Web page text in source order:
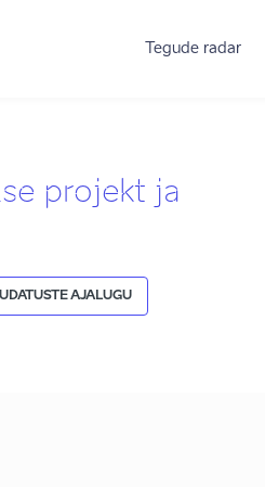
Tegude radar
projekt ja
AJALUGU